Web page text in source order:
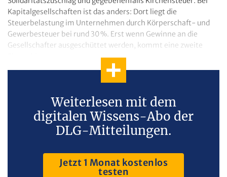
Kapitalgesellschaften ist das anders: Dort liegt die
Steuerbelastung im Unternehmen durch Körperschaft- und
Gewerbesteuer bei rund 30 %. Erst wenn Gewinne an die
Gesellschafter ausgeschüttet werden, kommt eine zweite
Weiterlesen mit dem
digitalen Wissens-Abo der
DLG-Mitteilungen.
Jetzt 1 Monat kostenlos
testen